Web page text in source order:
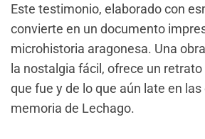
Este testimonio, elaborado con
convierte en un documento
microhistoria aragonesa. Una
la nostalgia fácil, ofrece un
que fue y de lo que aún late en las
memoria de Lechago.